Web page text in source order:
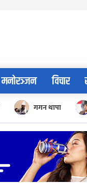
मनोरञ्जन विचार
गगन थापा